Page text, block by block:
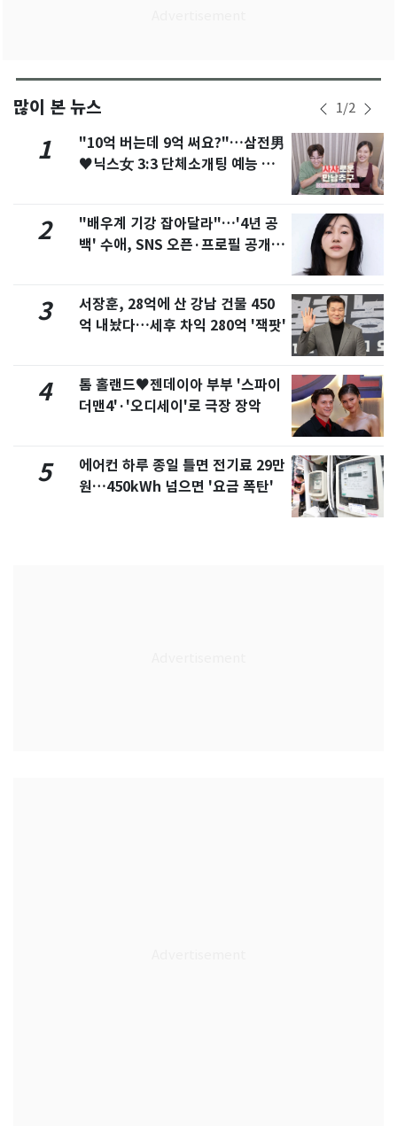
많이 본 뉴스 1/2
1
"10억 버는데 9억 써요?"…삼전男
♥닉스女 3:3 단체소개팅 예능 화
2
"배우계 기강 잡아달라"…'4년 공
백' 수애, SNS 오픈·프로필 공개
3
서장훈, 28억에 산 강남 건물 450
억 내놨다…세후 차익 280억 '잭팟'
4
톰 홀랜드♥젠데이아 부부 '스파이
더맨4'·'오디세이'로 극장 장악
5
에어컨 하루 종일 틀면 전기료 29만
원…450kWh 넘으면 '요금 폭탄'